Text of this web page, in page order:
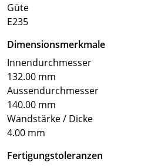
Güte
E235
Dimensionsmerkmale
Innendurchmesser
132.00 mm
Aussendurchmesser
140.00 mm
Wandstärke / Dicke
4.00 mm
Fertigungstoleranzen